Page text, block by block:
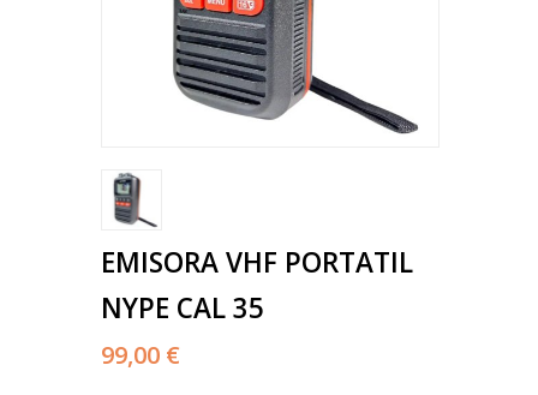
EMISORA VHF PORTATIL
NYPE CAL 35
99,00 €